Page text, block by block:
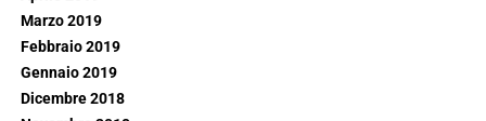
Marzo 2019
Febbraio 2019
Gennaio 2019
Dicembre 2018